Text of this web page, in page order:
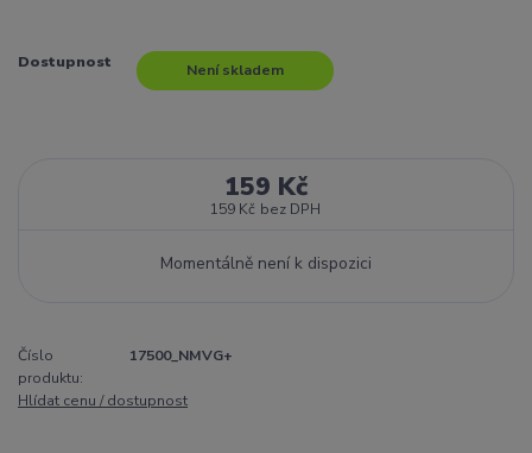
Dostupnost Není skladem
159 Kč
159 Kč bez DPH
Momentálně není k dispozici
Číslo
produktu:
17500_NMVG+
Hlídat cenu / dostupnost